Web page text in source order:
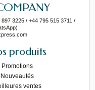
3225 / +44 795 515 3711 /
produits
Promotions
Nouveautés
ventes